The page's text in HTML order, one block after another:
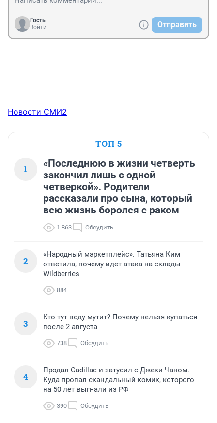
Гость
Войти
Отправить
Новости СМИ2
ТОП 5
1
«Последнюю в жизни четверть
закончил лишь с одной
четверкой». Родители
рассказали про сына, который
всю жизнь боролся с раком
1 863 Обсудить
2
«Народный маркетплейс». Татьяна Ким
ответила, почему идет атака на склады
Wildberries
884
3
Кто тут воду мутит? Почему нельзя купаться
после 2 августа
738 Обсудить
4
Продал Cadillac и затусил с Джеки Чаном.
Куда пропал скандальный комик, которого
на 50 лет выгнали из РФ
390 Обсудить